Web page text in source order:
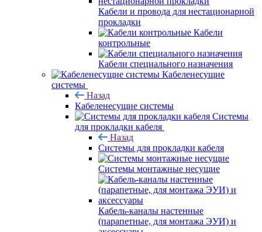
Кабели и провода для нестационарной
прокладки
Кабели
контрольные
Кабели специального назначения
Кабеленесущие
системы
Назад
Кабеленесущие системы
Системы
для прокладки кабеля
Назад
Системы для прокладки кабеля
Системы монтажные несущие
Кабель-каналы настенные
(парапетные, для монтажа ЭУИ) и